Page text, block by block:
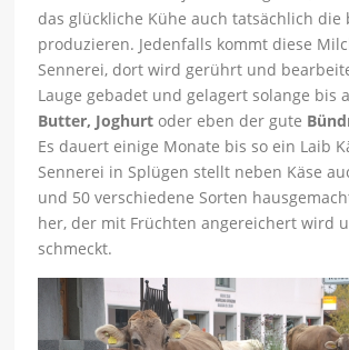
das glückliche Kühe auch tatsächlich die
produzieren. Jedenfalls kommt diese
Sennerei, dort wird gerührt und
Lauge gebadet und gelagert solange bis
Butter, Joghurt oder eben der gute
Es dauert einige Monate bis so ein Laib
Sennerei in Splügen stellt neben Käse
und 50 verschiedene Sorten
her, der mit Früchten angereichert wird
schmeckt.